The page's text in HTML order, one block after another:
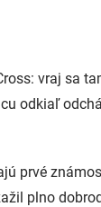
vraj sa
odkiaľ
prvé
plno